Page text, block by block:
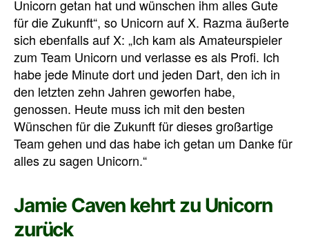
Unicorn getan hat und wünschen ihm alles Gute
für die Zukunft“, so Unicorn auf X. Razma äußerte
sich ebenfalls auf X: „Ich kam als Amateurspieler
zum Team Unicorn und verlasse es als Profi. Ich
habe jede Minute dort und jeden Dart, den ich in
den letzten zehn Jahren geworfen habe,
genossen. Heute muss ich mit den besten
Wünschen für die Zukunft für dieses großartige
Team gehen und das habe ich getan um Danke für
alles zu sagen Unicorn.“
Jamie Caven kehrt zu Unicorn
zurück